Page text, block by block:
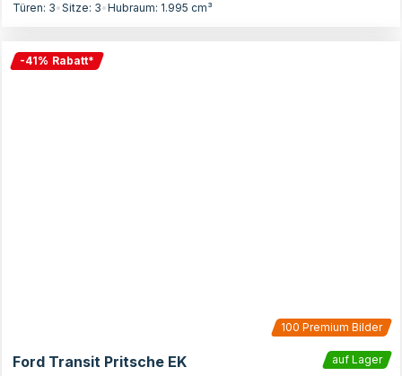
Türen: 3•Sitze: 3•Hubraum: 1.995 cm³
-41% Rabatt*
100 Premium Bilder
Ford Transit Pritsche EK
auf Lager